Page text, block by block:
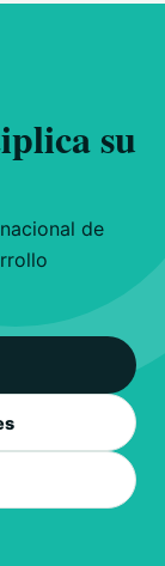
su
de